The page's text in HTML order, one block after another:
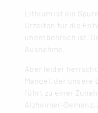
Lithium ist ein
Urzeiten für die
unentbehrlich ist.
Ausnahme.
Aber leider
Mangel, der
führt zu einer
Alzheimer-Demenz,